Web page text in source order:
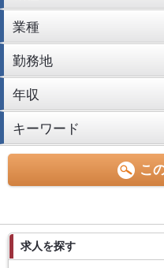
業種
勤務地
年収
キーワード
求人を探す